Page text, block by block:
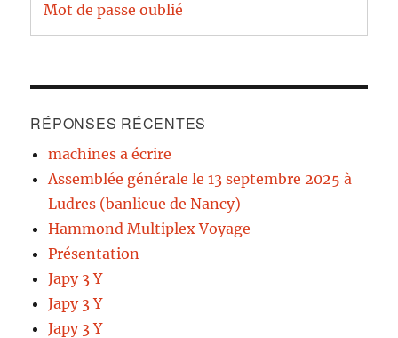
Mot de passe oublié
RÉPONSES RÉCENTES
machines a écrire
Assemblée générale le 13 septembre 2025 à
Ludres (banlieue de Nancy)
Hammond Multiplex Voyage
Présentation
Japy 3 Y
Japy 3 Y
Japy 3 Y